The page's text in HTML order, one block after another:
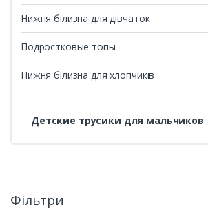
Нижня білизна для дівчаток
Подростковые топы
Нижня білизна для хлопчиків
Детские трусики для мальчиков
Фільтри